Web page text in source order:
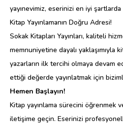
yayınevimiz, eserinizi en iyi şartlarda
Kitap Yayınlamanın Doğru Adresi!
Sokak Kitapları Yayınları, kaliteli
memnuniyetine dayalı yaklaşımıyla
yazarların ilk tercihi olmaya devam
ettiği değerde yayınlatmak için
Hemen Başlayın!
Kitap yayınlama sürecini öğrenmek
iletişime geçin. Eserinizi